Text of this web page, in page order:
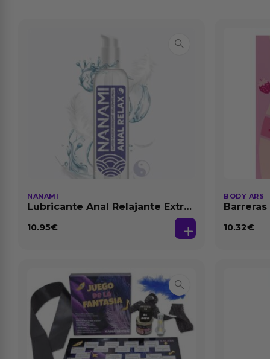
NANAMI
Lubricante Anal Relajante Extra
10.95€
BODY ARS
Barreras
10.32€